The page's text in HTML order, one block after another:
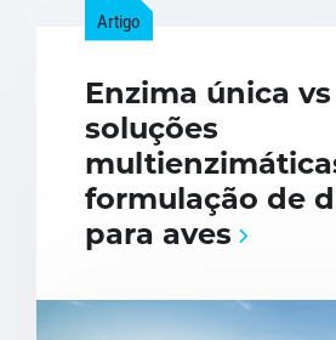
Artigo
Enzima única vs
soluções
formulação de
para aves